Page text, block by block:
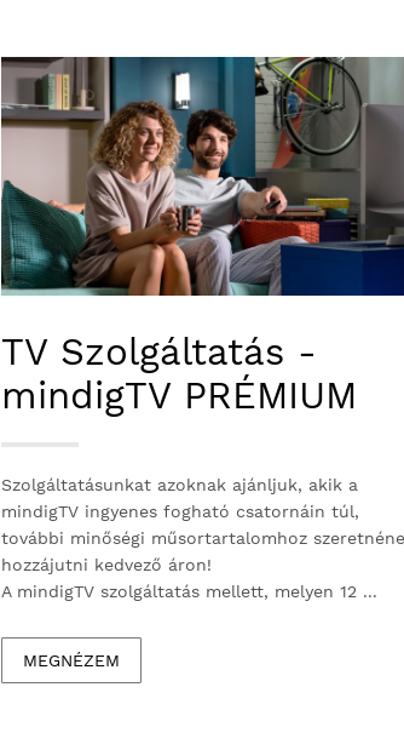
TV Szolgáltatás -
mindigTV PRÉMIUM
Szolgáltatásunkat azoknak ajánljuk, akik a
mindigTV ingyenes fogható csatornáin túl,
további minőségi műsortartalomhoz
hozzájutni kedvező áron!
A mindigTV szolgáltatás mellett, melyen 12 ...
MEGNÉZEM